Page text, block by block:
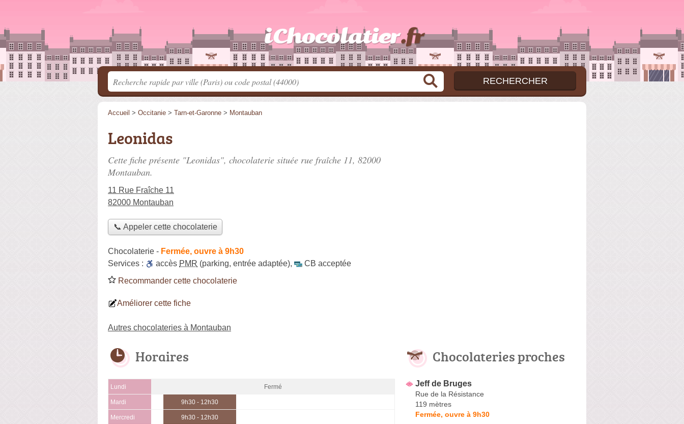
Accueil > Occitanie > Tarn-et-Garonne > Montauban
Leonidas
Cette fiche présente "Leonidas", chocolaterie située rue fraîche 11, 82000
Montauban.
11 Rue Fraîche 11
82000 Montauban
📞 Appeler cette chocolaterie
Chocolaterie - Fermée, ouvre à 9h30
Services :
accès PMR (parking, entrée adaptée),
CB acceptée
Recommander cette chocolaterie
Améliorer cette fiche
Autres chocolateries à Montauban
Horaires
Lundi Fermé
Mardi 9h30 - 12h30
Mercredi 9h30 - 12h30
Chocolateries proches
Jeff de Bruges
Rue de la Résistance
119 mètres
Fermée, ouvre à 9h30